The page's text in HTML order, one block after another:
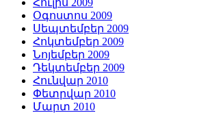
Հուլիս 2009
Օգոստոս 2009
Սեպտեմբեր 2009
Հոկտեմբեր 2009
Նոյեմբեր 2009
Դեկտեմբեր 2009
Հունվար 2010
Փետրվար 2010
Մարտ 2010